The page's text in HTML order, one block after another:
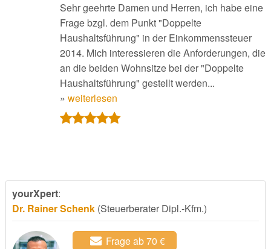
yourXpert:
Dr. Rainer Schenk(Steuerberater Dipl.-Kfm.)
Frage ab 70 €
Sehr geehrte Damen und Herren, ich habe eine
Frage bzgl. dem Punkt "Doppelte
Haushaltsführung" in der Einkommenssteuer
2014. Mich interessieren die Anforderungen, die
an die beiden Wohnsitze bei der "Doppelte
Haushaltsführung" gestellt werden...
» weiterlesen